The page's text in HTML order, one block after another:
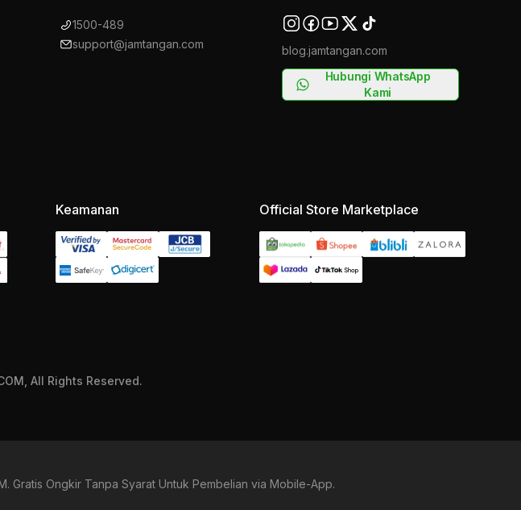
1500-489
support@jamtangan.com
blog.jamtangan.com
Hubungi WhatsApp
Kami
Keamanan Official Store Marketplace
All Rights Reserved.
Gratis Ongkir Tanpa Syarat Untuk Pembelian via Mobile-App.